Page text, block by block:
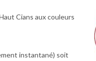
Cians aux couleurs
instantané) soit